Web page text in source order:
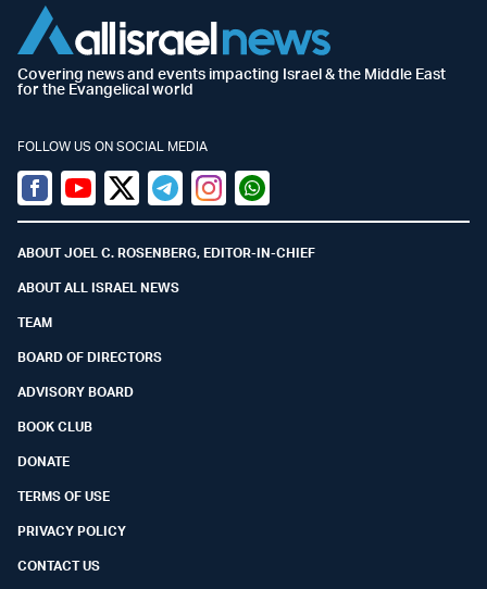
Covering news and events impacting Israel & the Middle East
for the Evangelical world
FOLLOW US ON SOCIAL MEDIA
Facebook
YoutubeTwitter (X)
TelegramInstagramWhatsapp
ABOUT JOEL C. ROSENBERG, EDITOR-IN-CHIEF
ABOUT ALL ISRAEL NEWS
TEAM
BOARD OF DIRECTORS
ADVISORY BOARD
BOOK CLUB
DONATE
TERMS OF USE
PRIVACY POLICY
CONTACT US